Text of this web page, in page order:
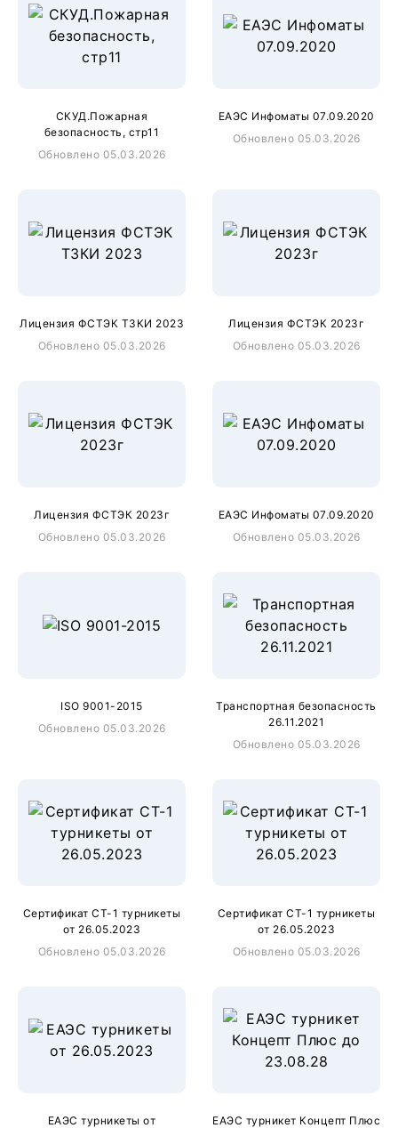
СКУД.Пожарная
безопасность, стр11
Обновлено 05.03.2026
ЕАЭС Инфоматы 07.09.2020
Обновлено 05.03.2026
Лицензия ФСТЭК ТЗКИ 2023
Обновлено 05.03.2026
Лицензия ФСТЭК 2023г
Обновлено 05.03.2026
Лицензия ФСТЭК 2023г
Обновлено 05.03.2026
ЕАЭС Инфоматы 07.09.2020
Обновлено 05.03.2026
ISO 9001-2015
Обновлено 05.03.2026
Транспортная безопасность
26.11.2021
Обновлено 05.03.2026
Сертификат СТ-1 турникеты
от 26.05.2023
Обновлено 05.03.2026
Сертификат СТ-1 турникеты
от 26.05.2023
Обновлено 05.03.2026
ЕАЭС турникеты от
ЕАЭС турникет Концепт Плюс